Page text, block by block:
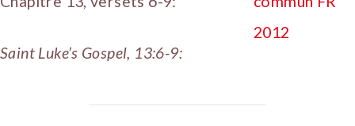
Saint Luke’s Gospel, 13:6-9: